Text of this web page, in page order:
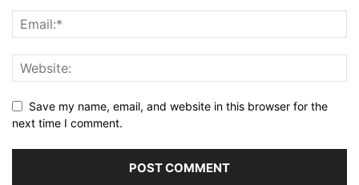
Save my name, email, and website in this browser for the
next time I comment.